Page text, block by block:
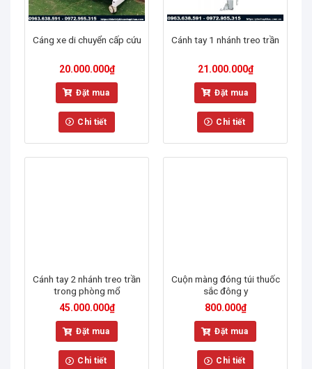
Cáng xe di chuyển cấp cứu
20.000.000₫
Đặt mua
Chi tiết
Cánh tay 1 nhánh treo trần
21.000.000₫
Đặt mua
Chi tiết
Cánh tay 2 nhánh treo trần
trong phòng mổ
45.000.000₫
Đặt mua
Chi tiết
Cuộn màng đóng túi thuốc
sắc đông y
800.000₫
Đặt mua
Chi tiết